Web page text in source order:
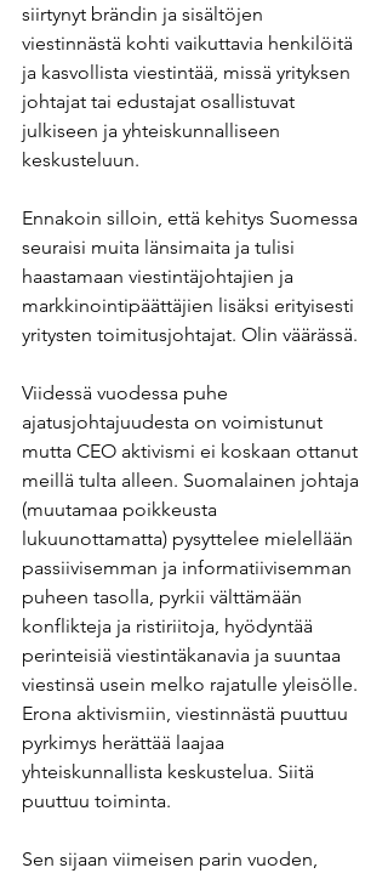
siirtynyt brändin ja sisältöjen
viestinnästä kohti vaikuttavia henkilöitä
ja kasvollista viestintää, missä yrityksen
johtajat tai edustajat osallistuvat
julkiseen ja yhteiskunnalliseen
keskusteluun.
Ennakoin silloin, että kehitys Suomessa
seuraisi muita länsimaita ja tulisi
haastamaan viestintäjohtajien ja
markkinointipäättäjien lisäksi erityisesti
yritysten toimitusjohtajat. Olin väärässä.
Viidessä vuodessa puhe
ajatusjohtajuudesta on voimistunut
mutta CEO aktivismi ei koskaan ottanut
meillä tulta alleen. Suomalainen johtaja
(muutamaa poikkeusta
lukuunottamatta) pysyttelee mielellään
passiivisemman ja informatiivisemman
puheen tasolla, pyrkii välttämään
konflikteja ja ristiriitoja, hyödyntää
perinteisiä viestintäkanavia ja suuntaa
viestinsä usein melko rajatulle yleisölle.
Erona aktivismiin, viestinnästä puuttuu
pyrkimys herättää laajaa
yhteiskunnallista keskustelua. Siitä
puuttuu toiminta.
Sen sijaan viimeisen parin vuoden,